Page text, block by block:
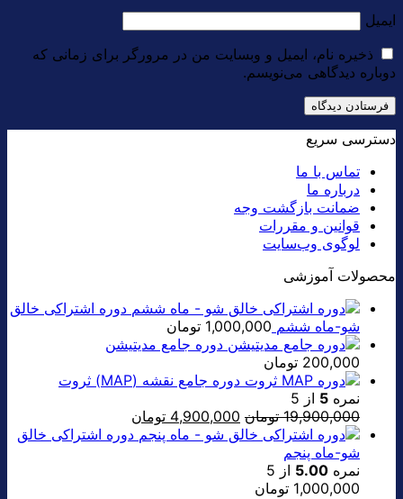
ایمیل
ذخیره نام، ایمیل و وبسایت من در مرورگر برای زمانی که
دوباره دیدگاهی می‌نویسم.
دسترسی سریع
تماس با ما
درباره ما
ضمانت بازگشت وجه
قوانین و مقررات
لوگوی وب‌سایت
محصولات آموزشی
دوره اشتراکی خالق
شو-ماه ششم 1,000,000 تومان
دوره جامع مدیتیشن
200,000 تومان
دوره جامع نقشه (MAP) ثروت
نمره 5 از 5
19,900,000 تومان قیمت
اصلی:
4,900,000 تومان
فعلی:
دوره اشتراکی خالق
شو-ماه پنجم
نمره 5.00 از 5
1,000,000 تومان